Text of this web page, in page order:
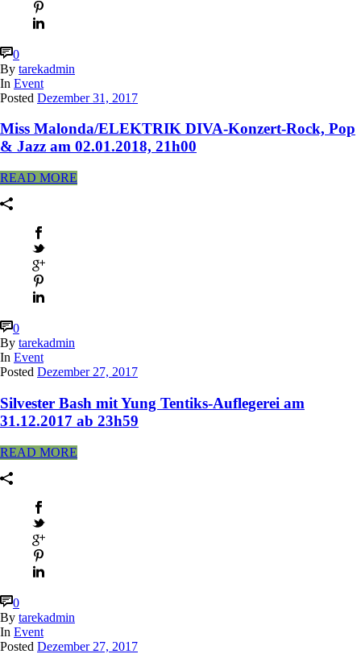
0
By tarekadmin
In Event
Posted Dezember 31, 2017
Miss Malonda/ELEKTRIK DIVA-Konzert-Rock, Pop
& Jazz am 02.01.2018, 21h00
READ MORE
0
By tarekadmin
In Event
Posted Dezember 27, 2017
Silvester Bash mit Yung Tentiks-Auflegerei am
31.12.2017 ab 23h59
READ MORE
0
By tarekadmin
In Event
Posted Dezember 27, 2017